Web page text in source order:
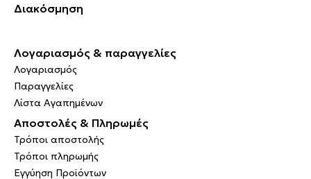
Διακόσμηση
Λογαριασμός & παραγγελίες
Λογαριασμός
Παραγγελίες
Λίστα Αγαπημένων
Αποστολές & Πληρωμές
Τρόποι αποστολής
Τρόποι πληρωμής
Εγγύηση Προϊόντων